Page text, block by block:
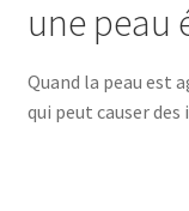
une peau
Quand la peau est
qui peut causer